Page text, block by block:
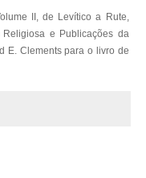
II, de Levítico a Rute,
e Publicações da
E. Clements para o livro de